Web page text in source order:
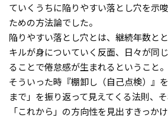
ていくうちに陥りやすい落とし穴を示
ための方法論でした。
陥りやすい落とし穴とは、継続年数と
キルが身についていく反面、日々が同
ることで倦怠感が生まれるということ。
そういった時『棚卸し（自己点検）』
まで」を振り返って見えてくる法則、
「これから」の方向性を見出すきっか